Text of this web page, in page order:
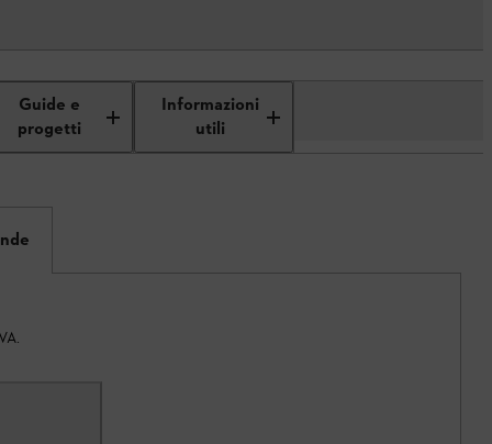
Guide e
progetti
Informazioni
utili